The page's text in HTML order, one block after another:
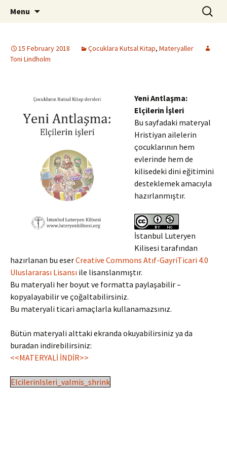
ILC
Menu
Search
for:
15 February 2018 Çocuklara Kutsal Kitap, Materyaller
Toni Lindholm
Yeni Antlaşma:
Elçilerin İşleri
Bu sayfadaki materyal
Hristiyan ailelerin
çocuklarının hem
evlerinde hem de
kilisedeki dini eğitimini
desteklemek amacıyla
hazırlanmıştır.
İstanbul Luteryen
Kilisesi tarafından
hazırlanan bu eserCreative Commons Atıf-GayriTicari 4.0
Uluslararası Lisansı ile lisanslanmıştır.
Bu materyali her boyut ve formatta paylaşabilir –
kopyalayabilir ve çoğaltabilirsiniz.
Bu materyali ticari amaçlarla kullanamazsınız.
Bütün materyali alttaki ekranda okuyabilirsiniz ya da
buradan indirebilirsiniz:
<<MATERYALİ İNDİR>>
ElcilerinIsleri_valmis_shrink